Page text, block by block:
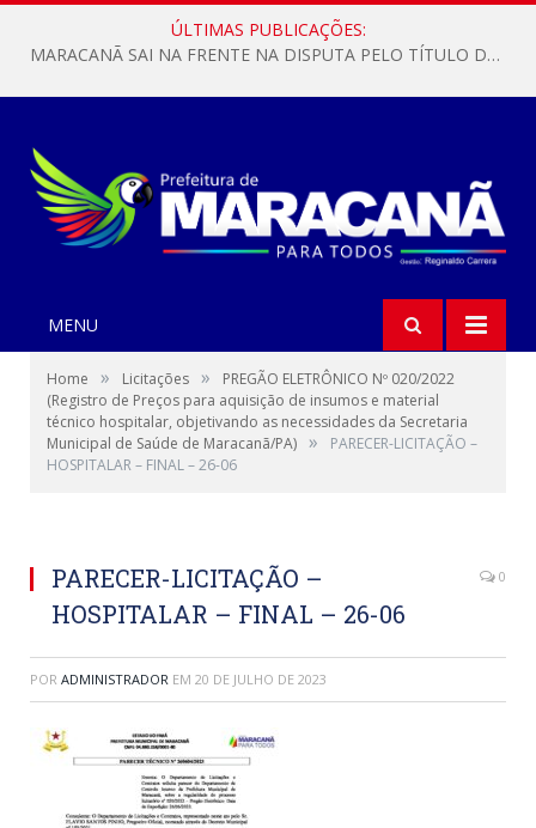
ÚLTIMAS PUBLICAÇÕES:
MARACANÃ SAI NA FRENTE NA DISPUTA PELO TÍTULO DA COPA PARÁ SUB-17!
MENU
Home » Licitações »
PREGÃO ELETRÔNICO Nº 020/2022
(Registro de Preços para aquisição de insumos e material
técnico hospitalar, objetivando as necessidades da Secretaria
Municipal de Saúde de Maracanã/PA) »
PARECER-LICITAÇÃO –
HOSPITALAR – FINAL – 26-06
PARECER-LICITAÇÃO –
HOSPITALAR – FINAL – 26-06
0
POR ADMINISTRADOR EM 20 DE JULHO DE 2023